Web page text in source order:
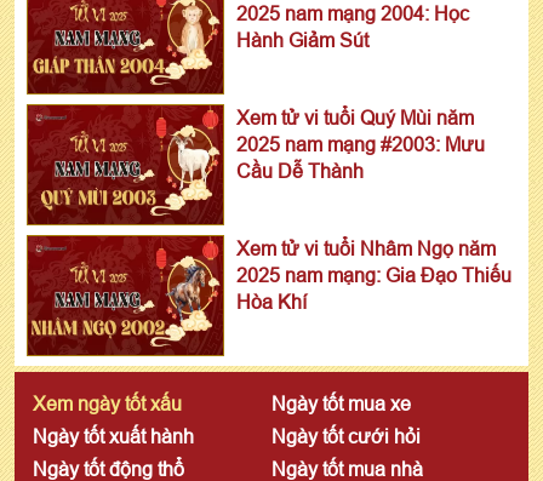
2025 nam mạng 2004: Học
Hành Giảm Sút
Xem tử vi tuổi Quý Mùi năm
2025 nam mạng #2003: Mưu
Cầu Dễ Thành
Xem tử vi tuổi Nhâm Ngọ năm
2025 nam mạng: Gia Đạo Thiếu
Hòa Khí
Xem ngày tốt xấu
Ngày tốt mua xe
Ngày tốt xuất hành
Ngày tốt cưới hỏi
Ngày tốt động thổ
Ngày tốt mua nhà